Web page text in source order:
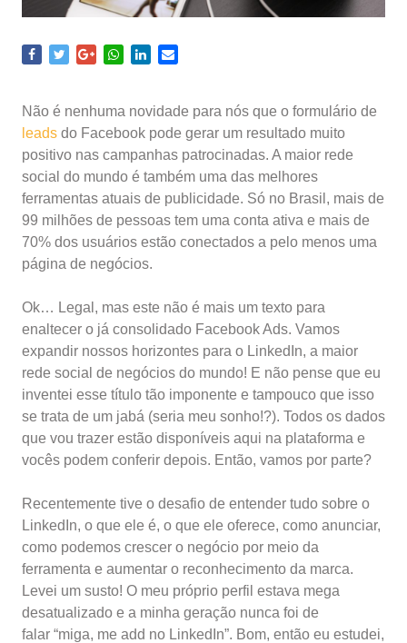
Não é nenhuma novidade para nós que o formulário de
leads do Facebook pode gerar um resultado muito
positivo nas campanhas patrocinadas. A maior rede
social do mundo é também uma das melhores
ferramentas atuais de publicidade. Só no Brasil, mais de
99 milhões de pessoas tem uma conta ativa e mais de
70% dos usuários estão conectados a pelo menos uma
página de negócios.
Ok… Legal, mas este não é mais um texto para
enaltecer o já consolidado Facebook Ads. Vamos
expandir nossos horizontes para o LinkedIn, a maior
rede social de negócios do mundo! E não pense que eu
inventei esse título tão imponente e tampouco que isso
se trata de um jabá (seria meu sonho!?). Todos os dados
que vou trazer estão disponíveis aqui na plataforma e
vocês podem conferir depois. Então, vamos por parte?
Recentemente tive o desafio de entender tudo sobre o
LinkedIn, o que ele é, o que ele oferece, como anunciar,
como podemos crescer o negócio por meio da
ferramenta e aumentar o reconhecimento da marca.
Levei um susto! O meu próprio perfil estava mega
desatualizado e a minha geração nunca foi de
falar “miga, me add no LinkedIn”. Bom, então eu estudei,